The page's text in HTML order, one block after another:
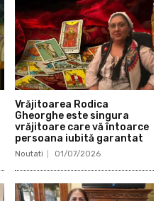
Vrăjitoarea Rodica
Gheorghe este singura
vrăjitoare care vă întoarce
persoana iubită garantat
Noutati 01/07/2026